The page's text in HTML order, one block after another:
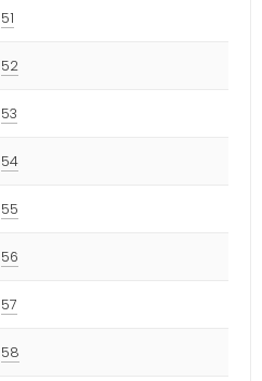
51
52
53
54
55
56
57
58